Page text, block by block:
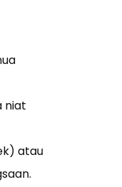
niat
atau